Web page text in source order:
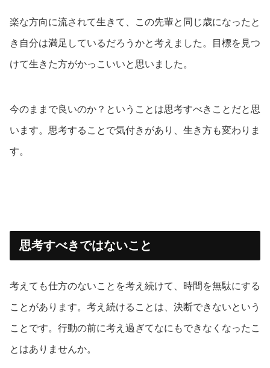
楽な方向に流されて生きて、この先輩と同じ歳になったと
き自分は満足しているだろうかと考えました。目標を見つ
けて生きた方がかっこいいと思いました。
今のままで良いのか？ということは思考すべきことだと思
います。思考することで気付きがあり、生き方も変わりま
す。
思考すべきではないこと
考えても仕方のないことを考え続けて、時間を無駄にする
ことがあります。考え続けることは、決断できないという
ことです。行動の前に考え過ぎてなにもできなくなったこ
とはありませんか。